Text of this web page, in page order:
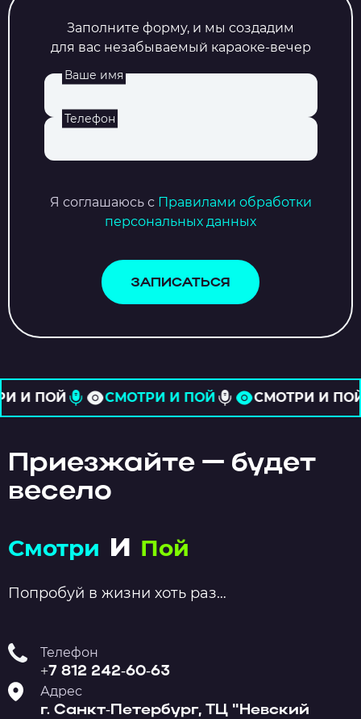
Заполните форму, и мы создадим
для вас незабываемый караоке-вечер
Ваше имя
Телефон
Я соглашаюсь с Правилами обработки
персональных данных
ЗАПИСАТЬСЯ
И ПОЙ СМОТРИ И ПОЙ СМОТРИ
Приезжайте — будет
весело
Смотри и Пой
Попробуй в жизни хоть раз…
Телефон
+7 812 242-60-63
Адрес
г. Санкт-Петербург, ТЦ "Невский